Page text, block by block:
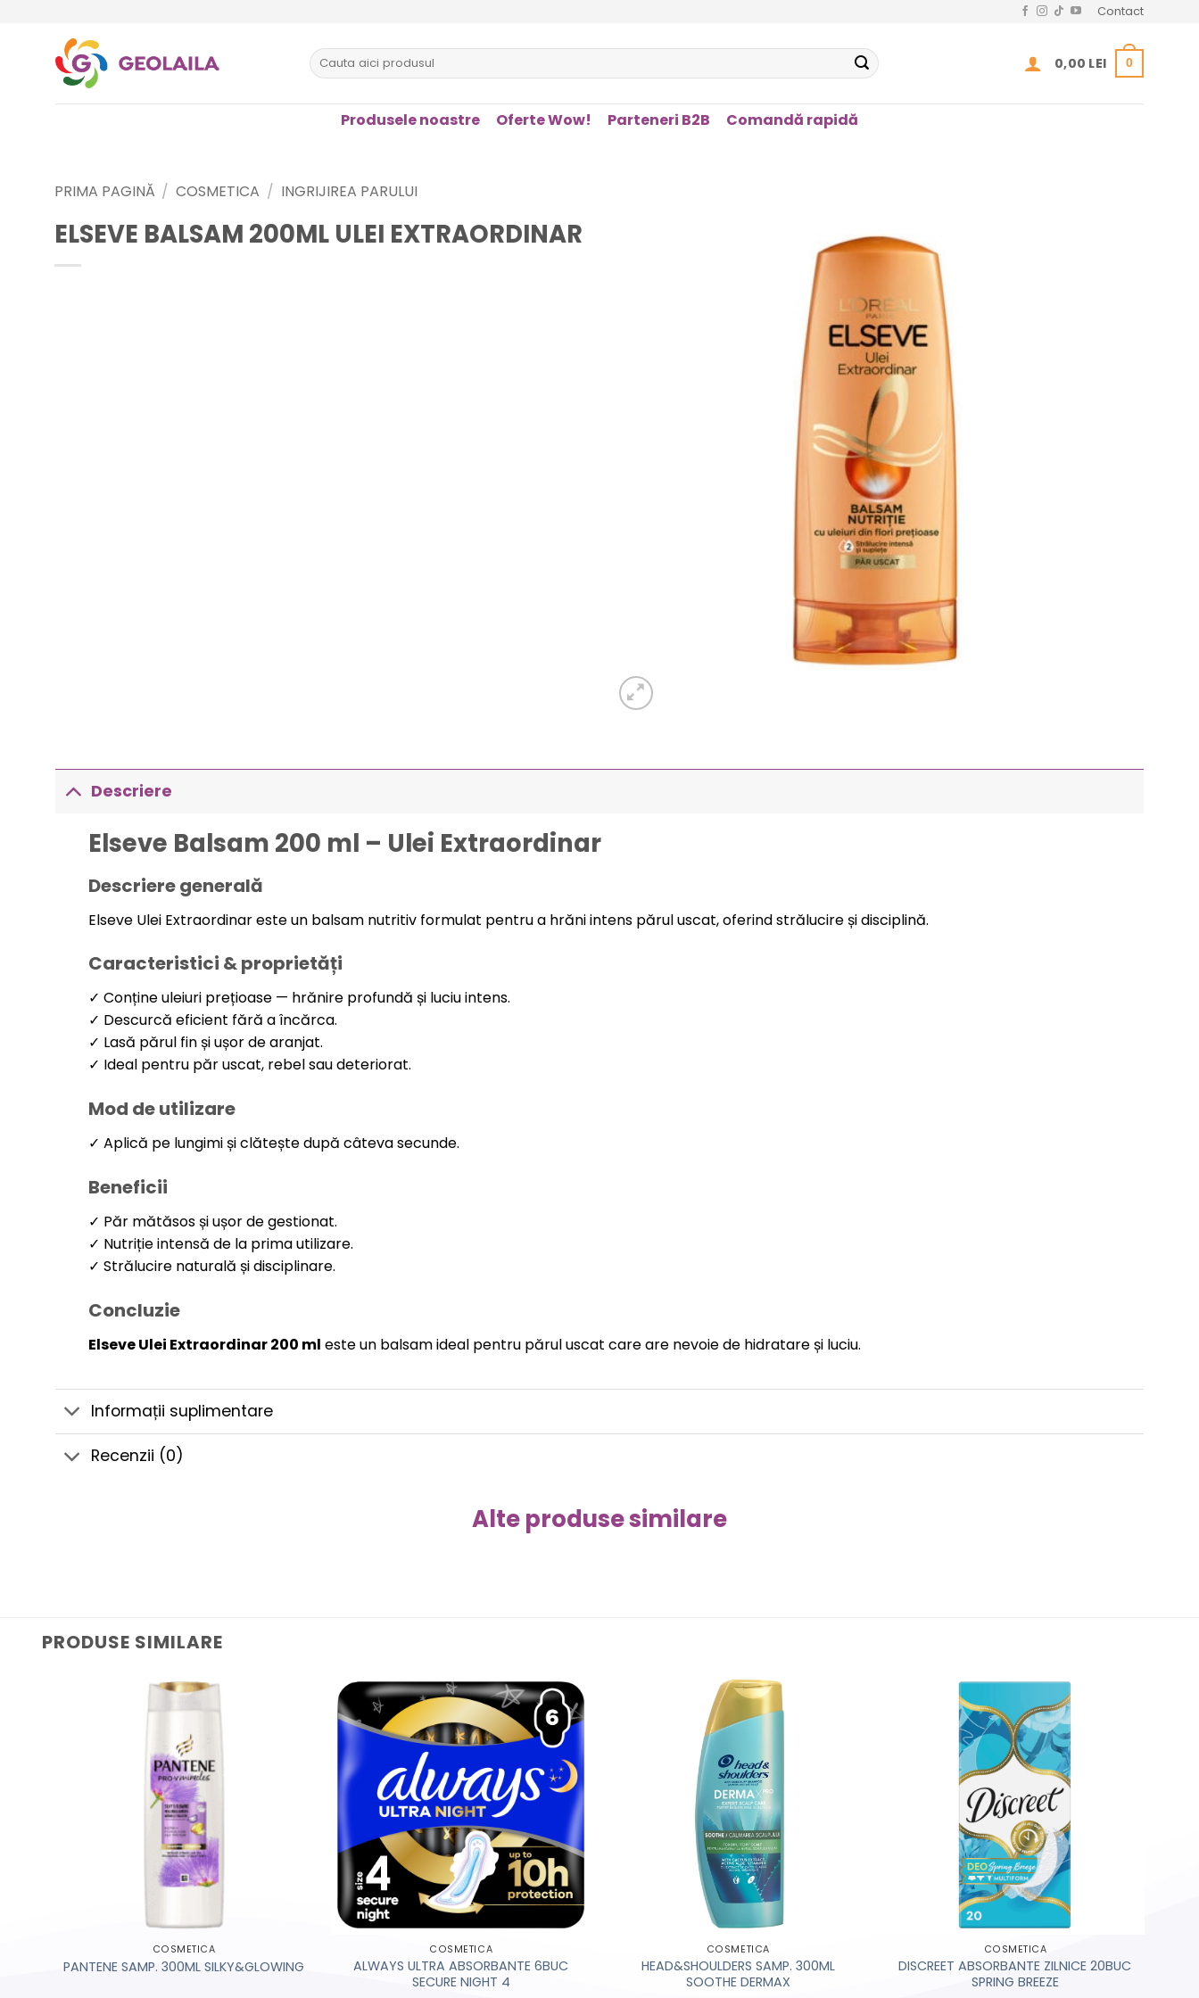
conținut
Contact
Caută
după:
0,00 LEI 0
Produsele noastre Oferte Wow! Parteneri B2B Comandă rapidă
PRIMA PAGINĂ / COSMETICA / INGRIJIREA PARULUI
ELSEVE BALSAM 200ML ULEI EXTRAORDINAR
Descriere
Elseve Balsam 200 ml – Ulei Extraordinar
Descriere generală
Elseve Ulei Extraordinar este un balsam nutritiv formulat pentru a hrăni intens părul uscat, oferind strălucire și disciplină.
Caracteristici & proprietăți
✓ Conține uleiuri prețioase — hrănire profundă și luciu intens.
✓ Descurcă eficient fără a încărca.
✓ Lasă părul fin și ușor de aranjat.
✓ Ideal pentru păr uscat, rebel sau deteriorat.
Mod de utilizare
✓ Aplică pe lungimi și clătește după câteva secunde.
Beneficii
✓ Păr mătăsos și ușor de gestionat.
✓ Nutriție intensă de la prima utilizare.
✓ Strălucire naturală și disciplinare.
Concluzie
Elseve Ulei Extraordinar 200 ml este un balsam ideal pentru părul uscat care are nevoie de hidratare și luciu.
Informații suplimentare
Recenzii (0)
Alte produse similare
PRODUSE SIMILARE
COSMETICA
PANTENE SAMP. 300ML SILKY&GLOWING
COSMETICA
ALWAYS ULTRA ABSORBANTE 6BUC
SECURE NIGHT 4
COSMETICA
HEAD&SHOULDERS SAMP. 300ML
SOOTHE DERMAX
COSMETICA
DISCREET ABSORBANTE ZILNICE 20BUC
SPRING BREEZE